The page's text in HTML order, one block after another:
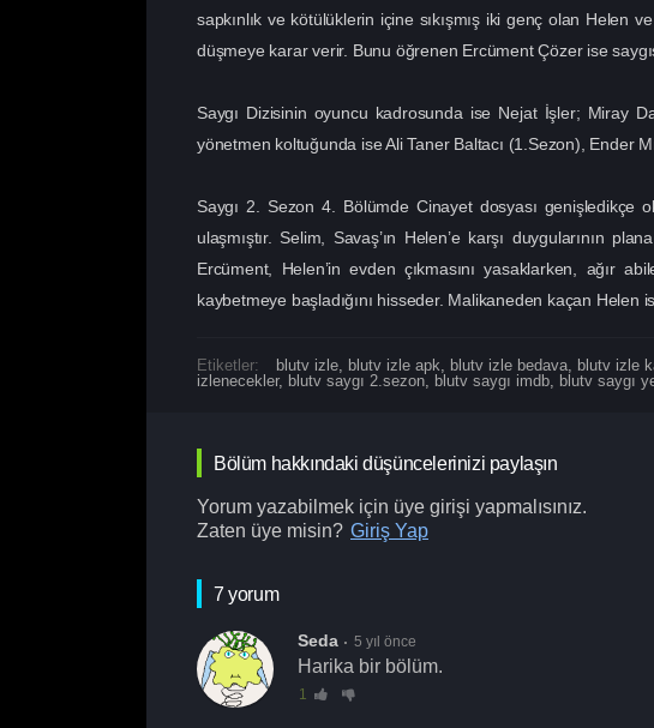
sapkınlık ve kötülüklerin içine sıkışmış iki genç olan
düşmeye karar verir. Bunu öğrenen Ercüment Çözer ise
Saygı Dizisinin oyuncu kadrosunda ise Nejat İşler; Miray
yönetmen koltuğunda ise Ali Taner Baltacı (1.Sezon), Ender
Saygı 2. Sezon 4. Bölümde Cinayet dosyası genişledikçe
ulaşmıştır. Selim, Savaş’ın Helen’e karşı duygularının
Ercüment, Helen’in evden çıkmasını yasaklarken, ağır
kaybetmeye başladığını hisseder. Malikaneden kaçan Helen
Etiketler: blutv izle, blutv izle apk, blutv izle bedava, blutv izle
izlenecekler, blutv saygı 2.sezon, blutv saygı imdb, blutv saygı
Bölüm hakkındaki düşüncelerinizi paylaşın
Yorum yazabilmek için üye girişi yapmalısınız.
Zaten üye misin? Giriş Yap
7 yorum
Seda 5 yıl önce
Harika bir bölüm.
1